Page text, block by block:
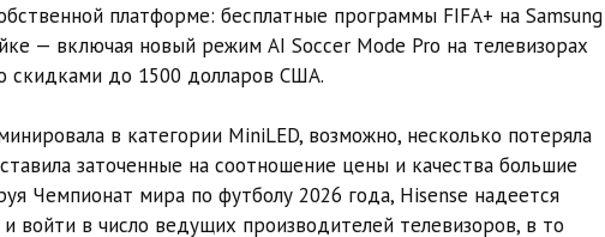
платформе: бесплатные программы FIFA+ на Samsung
— включая новый режим AI Soccer Mode Pro на телевизорах
скидками до 1500 долларов США.
в категории MiniLED, возможно, несколько потеряла
заточенные на соотношение цены и качества большие
Чемпионат мира по футболу 2026 года, Hisense надеется
войти в число ведущих производителей телевизоров, в то